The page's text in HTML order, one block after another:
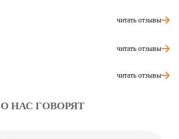
читать отзывы
читать отзывы
читать отзывы
О НАС ГОВОРЯТ